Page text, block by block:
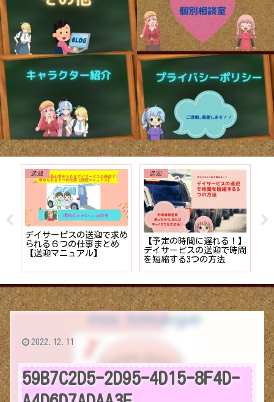
送迎
デイサービスの送迎で求め
られる６つの仕事まとめ
【送迎マニュアル】
送迎
【予定の時間に遅れる！】
デイサービスの送迎で時間
を短縮する3つの方法
59B7C2D5-2D95-4D15-8F4D-
2022.12.11